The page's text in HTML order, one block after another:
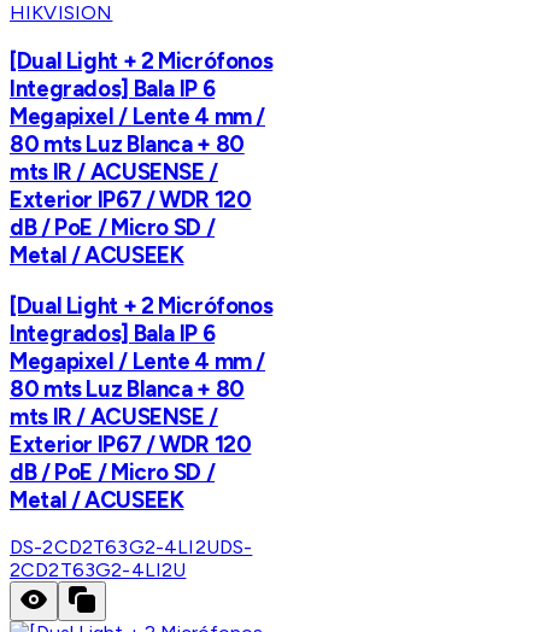
HIKVISION
[Dual Light + 2 Micrófonos
Integrados] Bala IP 6
Megapixel / Lente 4 mm /
80 mts Luz Blanca + 80
mts IR / ACUSENSE /
Exterior IP67 / WDR 120
dB / PoE / Micro SD /
Metal / ACUSEEK
[Dual Light + 2 Micrófonos
Integrados] Bala IP 6
Megapixel / Lente 4 mm /
80 mts Luz Blanca + 80
mts IR / ACUSENSE /
Exterior IP67 / WDR 120
dB / PoE / Micro SD /
Metal / ACUSEEK
DS-2CD2T63G2-4LI2UDS-
2CD2T63G2-4LI2U